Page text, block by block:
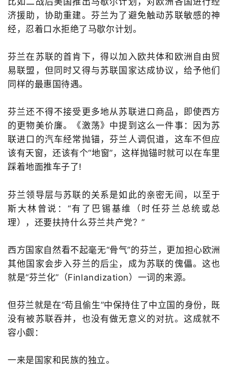
济援助，协助重建。芬兰为了避免触动苏联敏感的神
经，忍着口水拒绝了马歇尔计划。
芬兰在苏联的首肯下，得以加入欧共体和欧洲自由贸
易联盟，但同时又得与苏联国家达成协议，给予他们
同样的最惠国待遇。
芬兰还不得不接受更多地从苏联进口商品，即使西方
的更物美价廉。《激荡》中提到这么一件事：因为苏
联进口的汽车经常抛锚，芬兰人调侃道，这车不但应
该有天窗，还该有个“地窗”，这样抛锚时就可以在车里
踩着地面推车子了!
芬兰领导层与苏联的关系是如此的亲密无间，以至于
斯大林曾说：“有了巴锡基维（时任芬兰总统或总
理），还要扶持什么芬兰共产党？”
西方国家自然看不起毫无“骨气”的芬兰，更加担心欧洲
其他国家会步入芬兰的后尘，成为苏联的傀儡。这也
就是“芬兰化”（Finlandization）一词的来源。
但芬兰就是在“苟且偷生”中保持住了中立国的身份，既
没有被苏联吞并，也没有做无意义的对抗。这成就不
容小觑：​
一来是国家和民族的独立。